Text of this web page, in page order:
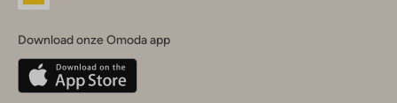
Belgique(Français)
Deutschland
Download onze Omoda app